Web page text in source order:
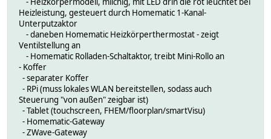
Heizleistung, gesteuert durch Homematic 1-Kanal-
Unterputzaktor
- daneben Homematic Heizkörperthermostat - zeigt
Ventilstellung an
- Homematic Rolladen-Schaltaktor, treibt Mini-Rollo an
- Koffer
- separater Koffer
- RPi (muss lokales WLAN bereitstellen, sodass auch
Steuerung "von außen" zeigbar ist)
- Tablet (touchscreen, FHEM/floorplan/smartVisu)
- Homematic-Gateway
- ZWave-Gateway